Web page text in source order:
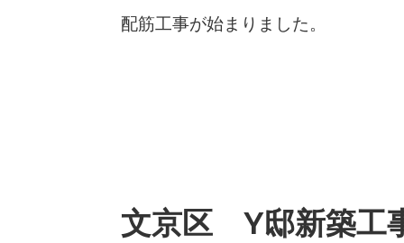
配筋工事が始まりました。
文京区 Y邸新築工